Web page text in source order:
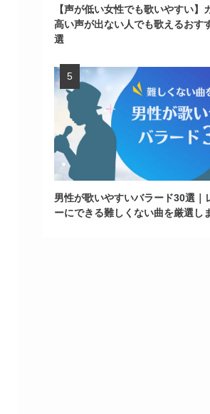
【声が低い女性でも歌いやすい】
高い声が出ない人でも歌えるおす
選
男性が歌いやすいバラード30選｜
ーにできる難しくない曲を厳選し